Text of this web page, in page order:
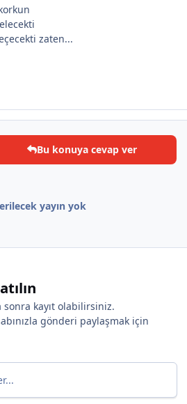
zaten...
Bu konuya cevap ver
yayın yok
kayıt olabilirsiniz.
gönderi paylaşmak için
*
*